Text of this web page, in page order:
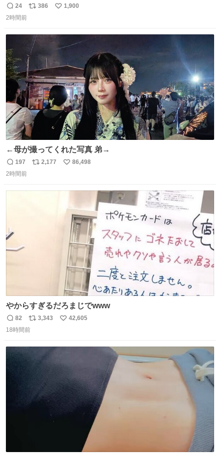
携わる社員の大きな励みとなっております。ありがとうご
ざいます。 九州道
返
信
24
リ
ト
数
386
い
数
1,900
2時間前
←母が撮ってくれた写真 弟→
返
信
197
リ
2,177
い
86,498
2時間前
やからすぎるだろまじでwww
返
信
82
リ
ポ
3,343
い
42,605
18時間前